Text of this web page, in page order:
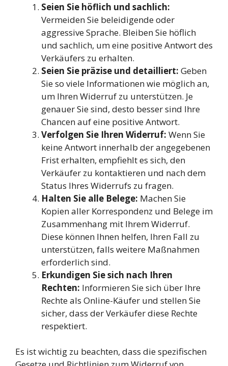
Seien Sie höflich und sachlich:
Vermeiden Sie beleidigende oder
aggressive Sprache. Bleiben Sie höflich
und sachlich, um eine positive Antwort des
Verkäufers zu erhalten.
Seien Sie präzise und detailliert: Geben
Sie so viele Informationen wie möglich an,
um Ihren Widerruf zu unterstützen. Je
genauer Sie sind, desto besser sind Ihre
Chancen auf eine positive Antwort.
Verfolgen Sie Ihren Widerruf: Wenn Sie
keine Antwort innerhalb der angegebenen
Frist erhalten, empfiehlt es sich, den
Verkäufer zu kontaktieren und nach dem
Status Ihres Widerrufs zu fragen.
Halten Sie alle Belege: Machen Sie
Kopien aller Korrespondenz und Belege im
Zusammenhang mit Ihrem Widerruf.
Diese können Ihnen helfen, Ihren Fall zu
unterstützen, falls weitere Maßnahmen
erforderlich sind.
Erkundigen Sie sich nach Ihren
Rechten: Informieren Sie sich über Ihre
Rechte als Online-Käufer und stellen Sie
sicher, dass der Verkäufer diese Rechte
respektiert.
Es ist wichtig zu beachten, dass die spezifischen